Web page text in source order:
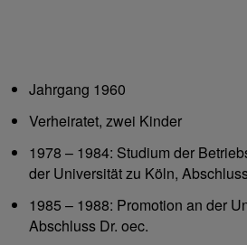
Jahrgang 1960
Verheiratet, zwei Kinder
1978 – 1984: Studium der
der Universität zu Köln,
1985 – 1988: Promotion an der
Abschluss Dr. oec.